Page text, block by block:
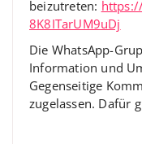
beizutreten:
8K8ITarUM9uDj
Die WhatsApp-
Information und
Gegenseitige
zugelassen. Dafür